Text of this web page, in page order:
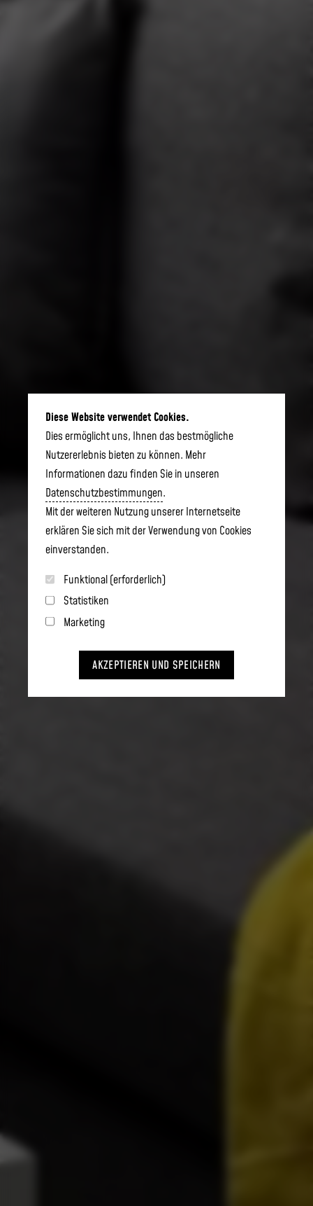
Diese Website verwendet Cookies.
Dies ermöglicht uns, Ihnen das bestmögliche
Nutzererlebnis bieten zu können. Mehr
Informationen dazu finden Sie in unseren
Datenschutzbestimmungen.
Mit der weiteren Nutzung unserer Internetseite
erklären Sie sich mit der Verwendung von Cookies
einverstanden.
Funktional (erforderlich)
Statistiken
Marketing
AKZEPTIEREN UND SPEICHERN